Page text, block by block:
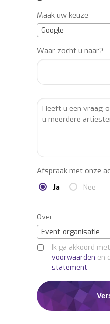
ARTIESTENBUREAU
BOEKINGSKANTOOR
IMPRESARIAAT Clown
Clown Jopie,
Jopie.
Maak uw keuze
Google
Waar zocht u naar?
Afspraak met onze
Ja Nee
Over
Event-organisatie
Ik ga akkoord
voorwaarden en
statement